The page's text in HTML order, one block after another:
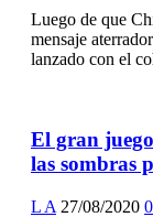
Luego de que
mensaje
lanzado con el
El gran
las sombras
L A 27/08/2020 0